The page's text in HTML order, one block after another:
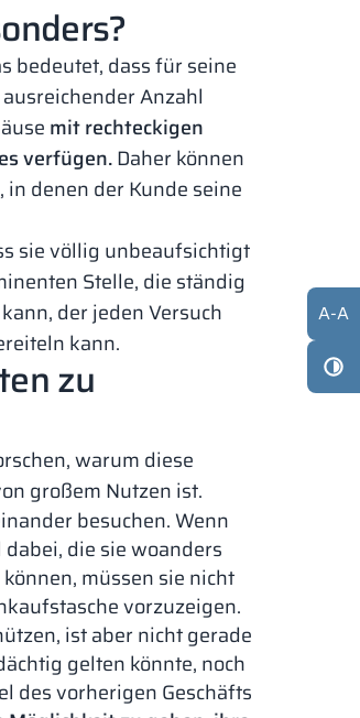
bedeutet, dass für seine
Anzahl
mit rechteckigen
verfügen.Daher können
denen der Kunde seine
sie völlig unbeaufsichtigt
Stelle, die ständig
der jeden Versuch
kann.
zu
warum diese
großem Nutzen ist.
besuchen. Wenn
die sie woanders
müssen sie nicht
vorzuzeigen.
ist aber nicht gerade
gelten könnte, noch
des vorherigen Geschäfts
A-A